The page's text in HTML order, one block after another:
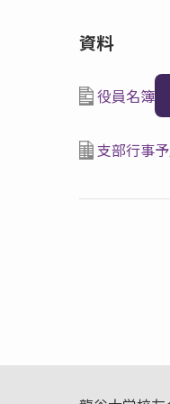
資料
役員名簿
支部行事